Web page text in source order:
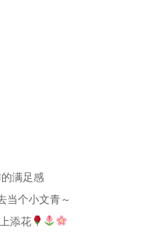
满足感
当个小文青～
添花